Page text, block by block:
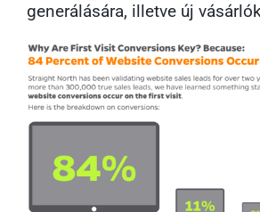
generálására, illetve új